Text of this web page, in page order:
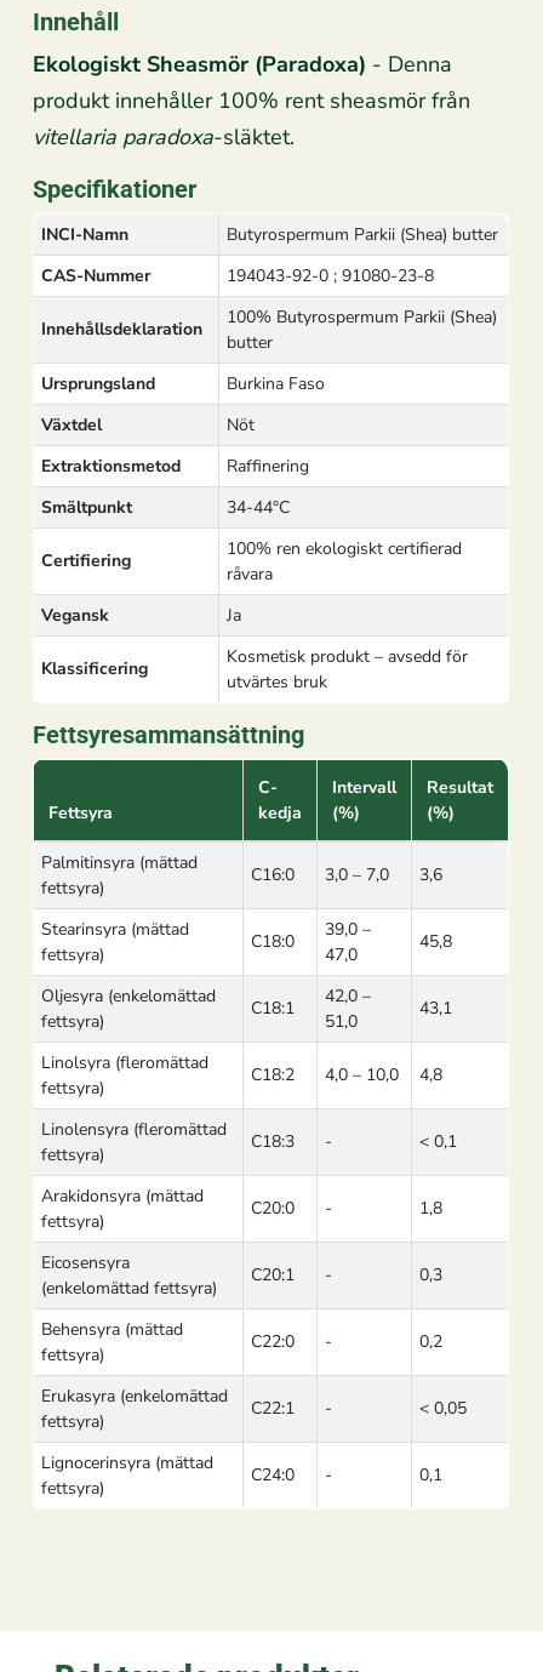
Innehåll
Ekologiskt Sheasmör (Paradoxa) - Denna
produkt innehåller 100% rent sheasmör från
vitellaria paradoxa-släktet.
Specifikationer
INCI-Namn
Butyrospermum Parkii (Shea) butter
CAS-Nummer
194043-92-0 ; 91080-23-8
Innehållsdeklaration
100% Butyrospermum Parkii (Shea)
butter
Ursprungsland
Burkina Faso
Växtdel
Nöt
Extraktionsmetod
Raffinering
Smältpunkt
34-44°C
Certifiering
100% ren ekologiskt certifierad
råvara
Vegansk
Ja
Klassificering
Kosmetisk produkt – avsedd för
utvärtes bruk
Fettsyresammansättning
Fettsyra
C-
kedja
Intervall
(%)
Resultat
(%)
Palmitinsyra (mättad
fettsyra)
C16:0 3,0 – 7,0 3,6
Stearinsyra (mättad
fettsyra)
C18:0
39,0 –
47,0
45,8
Oljesyra (enkelomättad
fettsyra)
C18:1
42,0 –
51,0
43,1
Linolsyra (fleromättad
fettsyra)
C18:2 4,0 – 10,0 4,8
Linolensyra (fleromättad
fettsyra)
C18:3 - < 0,1
Arakidonsyra (mättad
fettsyra)
C20:0 - 1,8
Eicosensyra
(enkelomättad fettsyra)
C20:1 - 0,3
Behensyra (mättad
fettsyra)
C22:0 - 0,2
Erukasyra (enkelomättad
fettsyra)
C22:1 - < 0,05
Lignocerinsyra (mättad
fettsyra)
C24:0 - 0,1